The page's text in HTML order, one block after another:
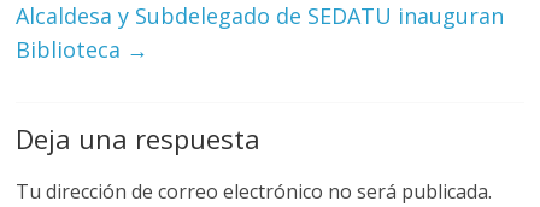
Alcaldesa y Subdelegado de SEDATU inauguran
Biblioteca →
Deja una respuesta
Tu dirección de correo electrónico no será publicada.